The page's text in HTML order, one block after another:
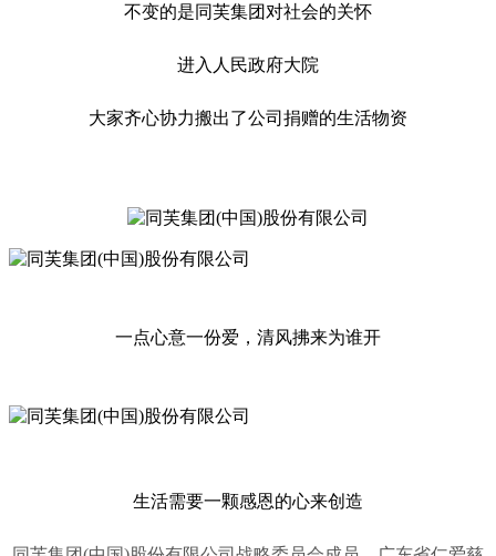
不变的是同芙集团对社会的关怀
进入人民政府大院
大家齐心协力搬出了公司捐赠的生活物资
一点心意一份爱，清风拂来为谁开
生活需要一颗感恩的心来创造